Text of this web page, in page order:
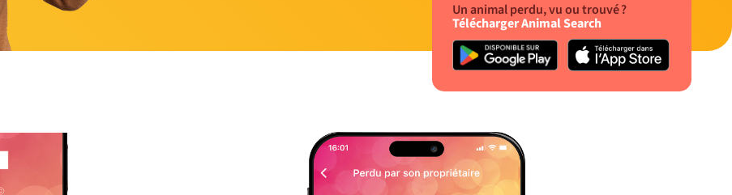
Un animal perdu, vu ou trouvé ?
Télécharger Animal Search